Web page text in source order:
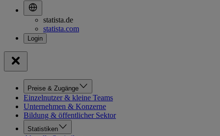
statista.de
statista.com
Preise & Zugänge
Einzelnutzer & kleine Teams
Unternehmen & Konzerne
Bildung & öffentlicher Sektor
Statistiken